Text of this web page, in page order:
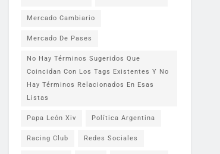
Mercado Cambiario
Mercado De Pases
No Hay Términos Sugeridos Que
Coincidan Con Los Tags Existentes Y No
Hay Términos Relacionados En Esas
Listas
Papa León Xiv Política Argentina
Racing Club Redes Sociales